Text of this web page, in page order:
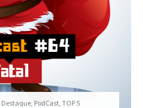
Destaque, PodCast,TOP 5